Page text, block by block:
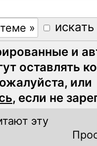
и
оставлять
или
, если не
эту